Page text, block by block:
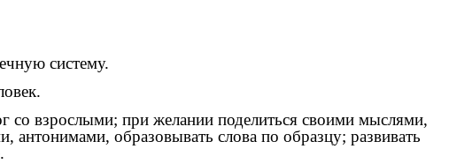
систему.
со взрослыми; при желании поделиться своими мыслями,
антонимами, образовывать слова по образцу; развивать